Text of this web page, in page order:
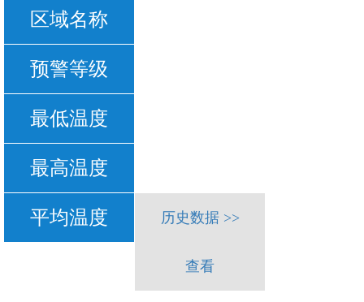
区域名称
预警等级
最低温度
最高温度
平均温度 历史数据 >>
查看